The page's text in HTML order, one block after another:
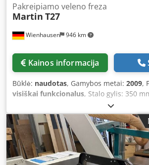
Wienhausen 946 km
Pakreipiamo veleno freza
Martin T27
Kainos informacija
Būklė: naudotas, Gamybos metai: 2009,
visiškai funkcionalus, Stalo gylis: 350
mm Velenos sukimosi greitis:
galia: 5/6 kW Sukimosi greičio
aps./min. Dcedpfx Asztbxrek Eok